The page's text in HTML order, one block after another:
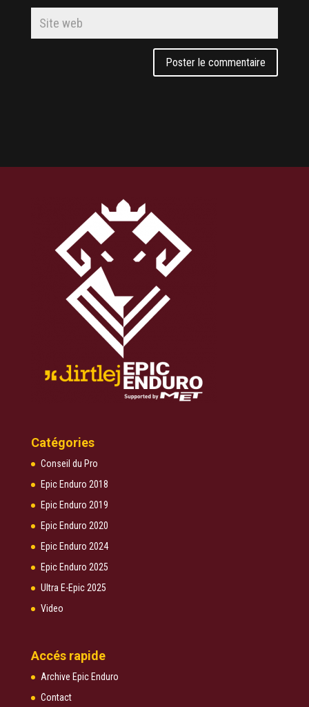
Catégories
Conseil du Pro
Epic Enduro 2018
Epic Enduro 2019
Epic Enduro 2020
Epic Enduro 2024
Epic Enduro 2025
Ultra E-Epic 2025
Video
Accés rapide
Archive Epic Enduro
Contact